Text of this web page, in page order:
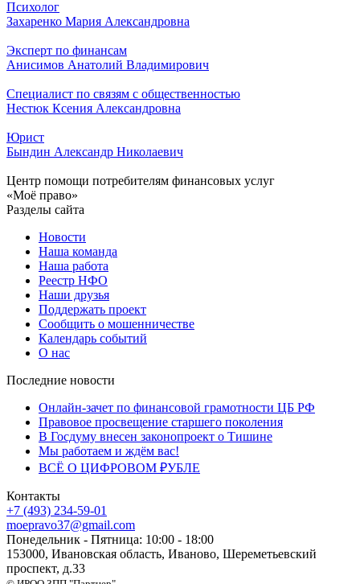
Психолог
Захаренко Мария Александровна
Эксперт по финансам
Анисимов Анатолий Владимирович
Специалист по связям с общественностью
Нестюк Ксения Александровна
Юрист
Бындин Александр Николаевич
Центр помощи потребителям финансовых услуг
«Моё право»
Разделы сайта
Новости
Наша команда
Наша работа
Реестр НФО
Наши друзья
Поддержать проект
Сообщить о мошенничестве
Календарь событий
О нас
Последние новости
Онлайн-зачет по финансовой грамотности ЦБ РФ
Правовое просвещение старшего поколения
В Госдуму внесен законопроект о Тишине
Мы работаем и ждём вас!
ВСЁ О ЦИФРОВОМ ₽УБЛЕ
Контакты
+7 (493) 234-59-01
moepravo37@gmail.com
Понедельник - Пятница: 10:00 - 18:00
153000, Ивановская область, Иваново, Шереметьевский
проспект, д.33